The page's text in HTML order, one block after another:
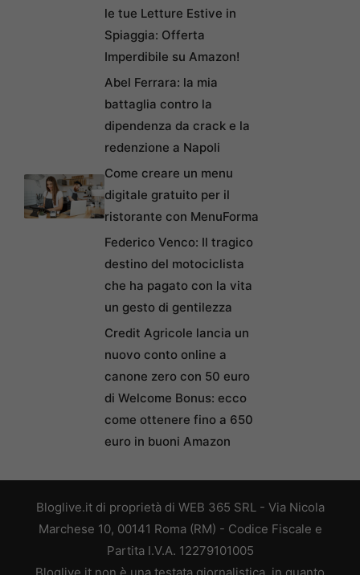
le tue Letture Estive in
Spiaggia: Offerta
Imperdibile su Amazon!
Abel Ferrara: la mia
battaglia contro la
dipendenza da crack e la
redenzione a Napoli
Come creare un menu
digitale gratuito per il
ristorante con MenuForma
Federico Venco: Il tragico
destino del motociclista
che ha pagato con la vita
un gesto di gentilezza
Credit Agricole lancia un
nuovo conto online a
canone zero con 50 euro
di Welcome Bonus: ecco
come ottenere fino a 650
euro in buoni Amazon
Bloglive.it di proprietà di WEB 365 SRL - Via Nicola
Marchese 10, 00141 Roma (RM) - Codice Fiscale e
Partita I.V.A. 12279101005
Bloglive.it non è una testata giornalistica, in quanto